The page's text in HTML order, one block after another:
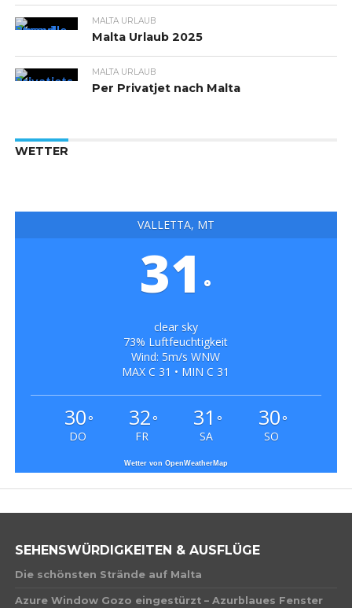
MALTA URLAUB
Malta Urlaub 2025
MALTA URLAUB
Per Privatjet nach Malta
WETTER
VALLETTA, MT
31 °
clear sky
73% Luftfeuchtigkeit
Wind: 5m/s WNW
MAX C 31 • MIN C 31
30°
DO
32°
FR
31 °
SA
30°
SO
Wetter von OpenWeatherMap
SEHENSWÜRDIGKEITEN & AUSFLÜGE
Die schönsten Strände auf Malta
Azure Window Gozo eingestürzt – Azurblaues Fenster